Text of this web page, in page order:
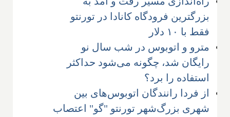
بزرگترین فرودگاه کانادا در تورنتو
فقط با ۱۰ دلار
مترو و اتوبوس در شب سال نو
رایگان شد، چگونه می‌شود حداکثر
استفاده را برد؟
از فردا رانندگان اتوبوس‌های بین
شهری بزرگ‌شهر تورنتو "گو" اعتصاب